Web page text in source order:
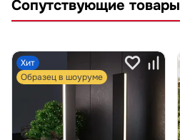
Сопутствующие товары
Хит
Образец в шоуруме